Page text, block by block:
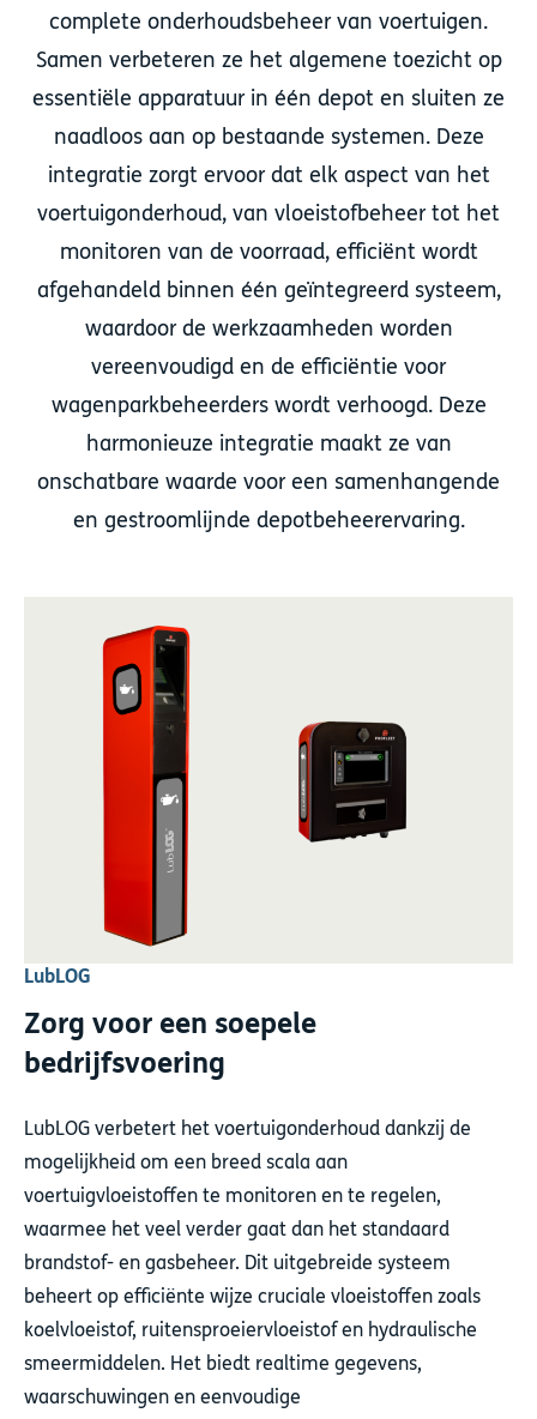
complete onderhoudsbeheer van voertuigen.
Samen verbeteren ze het algemene toezicht op
essentiële apparatuur in één depot en sluiten ze
naadloos aan op bestaande systemen. Deze
integratie zorgt ervoor dat elk aspect van het
voertuigonderhoud, van vloeistofbeheer tot het
monitoren van de voorraad, efficiënt wordt
afgehandeld binnen één geïntegreerd systeem,
waardoor de werkzaamheden worden
vereenvoudigd en de efficiëntie voor
wagenparkbeheerders wordt verhoogd. Deze
harmonieuze integratie maakt ze van
onschatbare waarde voor een samenhangende
en gestroomlijnde depotbeheerervaring.
LubLOG
Zorg voor een soepele
bedrijfsvoering
LubLOG verbetert het voertuigonderhoud dankzij de
mogelijkheid om een breed scala aan
voertuigvloeistoffen te monitoren en te regelen,
waarmee het veel verder gaat dan het standaard
brandstof- en gasbeheer. Dit uitgebreide systeem
beheert op efficiënte wijze cruciale vloeistoffen zoals
koelvloeistof, ruitensproeiervloeistof en hydraulische
smeermiddelen. Het biedt realtime gegevens,
waarschuwingen en eenvoudige